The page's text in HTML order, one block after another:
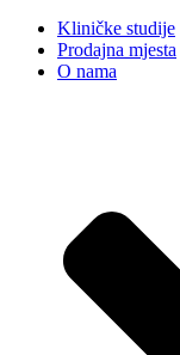
Kliničke studije
Prodajna mjesta
O nama